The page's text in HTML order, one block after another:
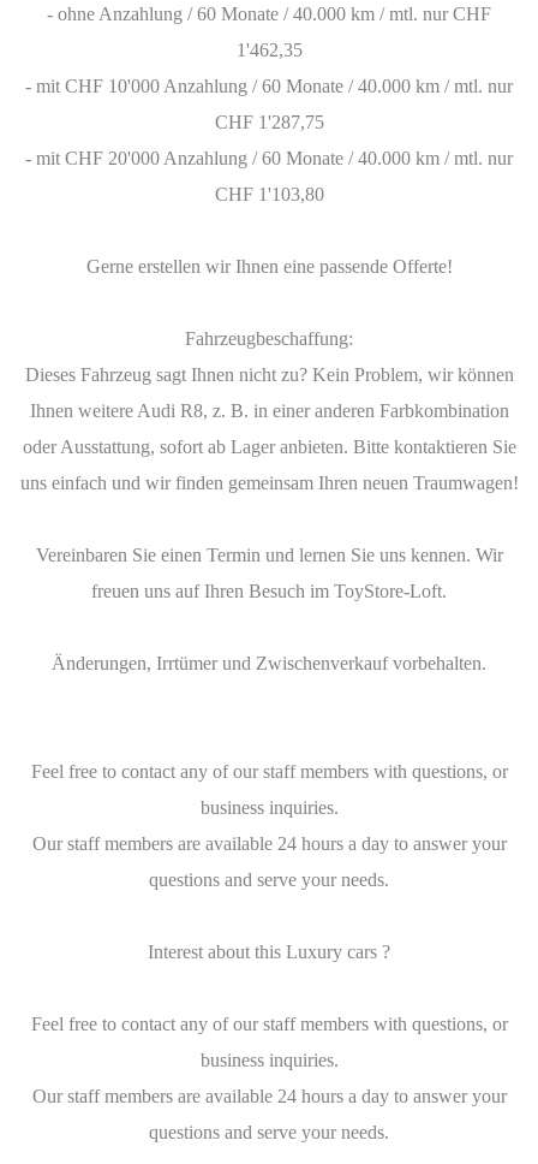
- ohne Anzahlung / 60 Monate / 40.000 km / mtl. nur CHF
1'462,35
- mit CHF 10'000 Anzahlung / 60 Monate / 40.000 km / mtl. nur
CHF 1'287,75
- mit CHF 20'000 Anzahlung / 60 Monate / 40.000 km / mtl. nur
CHF 1'103,80
Gerne erstellen wir Ihnen eine passende Offerte!
Fahrzeugbeschaffung:
Dieses Fahrzeug sagt Ihnen nicht zu? Kein Problem, wir können
Ihnen weitere Audi R8, z. B. in einer anderen Farbkombination
oder Ausstattung, sofort ab Lager anbieten. Bitte kontaktieren Sie
uns einfach und wir finden gemeinsam Ihren neuen Traumwagen!
Vereinbaren Sie einen Termin und lernen Sie uns kennen. Wir
freuen uns auf Ihren Besuch im ToyStore-Loft.
Änderungen, Irrtümer und Zwischenverkauf vorbehalten.
Feel free to contact any of our staff members with questions, or
business inquiries.
Our staff members are available 24 hours a day to answer your
questions and serve your needs.
Interest about this Luxury cars ?
Feel free to contact any of our staff members with questions, or
business inquiries.
Our staff members are available 24 hours a day to answer your
questions and serve your needs.